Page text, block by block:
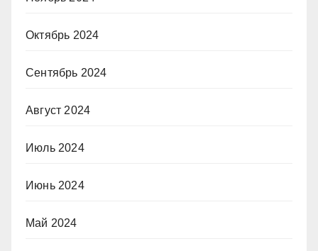
Октябрь 2024
Сентябрь 2024
Август 2024
Июль 2024
Июнь 2024
Май 2024